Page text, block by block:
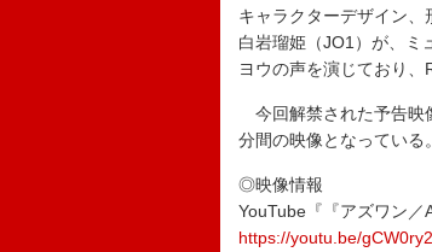
キャラクターデザイン、
白岩瑠姫（JO1）が、ミ
ヨウの声を演じており、
今回解禁された予告映
分間の映像となっている。
◎映像情報
YouTube『『アズワン／
https://youtu.be/